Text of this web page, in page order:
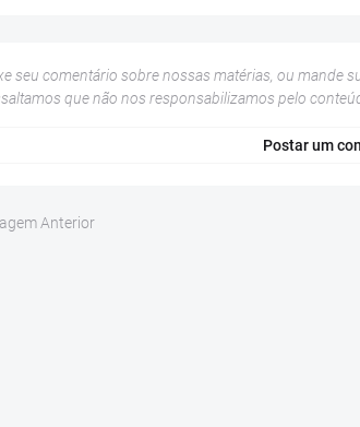
seu comentário sobre nossas matérias, ou mande
que não nos responsabilizamos pelo
Postar um
Anterior